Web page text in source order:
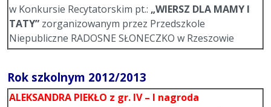
w Konkursie Recytatorskim pt.: „WIERSZ DLA MAMY I
TATY” zorganizowanym przez Przedszkole
Niepubliczne RADOSNE SŁONECZKO w Rzeszowie
Rok szkolnym 2012/2013
ALEKSANDRA PIEKŁO z gr. IV – I nagroda